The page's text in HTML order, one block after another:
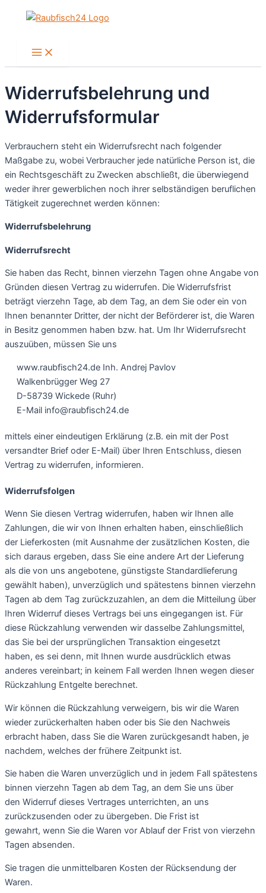
Main
Menu
Widerrufsbelehrung und
Widerrufsformular
Verbrauchern steht ein Widerrufsrecht nach folgender
Maßgabe zu, wobei Verbraucher jede natürliche Person ist, die
ein Rechtsgeschäft zu Zwecken abschließt, die überwiegend
weder ihrer gewerblichen noch ihrer selbständigen beruflichen
Tätigkeit zugerechnet werden können:
Widerrufsbelehrung
Widerrufsrecht
Sie haben das Recht, binnen vierzehn Tagen ohne Angabe von
Gründen diesen Vertrag zu widerrufen. Die Widerrufsfrist
beträgt vierzehn Tage, ab dem Tag, an dem Sie oder ein von
Ihnen benannter Dritter, der nicht der Beförderer ist, die Waren
in Besitz genommen haben bzw. hat. Um Ihr Widerrufsrecht
auszuüben, müssen Sie uns
www.raubfisch24.de Inh. Andrej Pavlov
Walkenbrügger Weg 27
D-58739 Wickede (Ruhr)
E-Mail info@raubfisch24.de
mittels einer eindeutigen Erklärung (z.B. ein mit der Post
versandter Brief oder E-Mail) über Ihren Entschluss, diesen
Vertrag zu widerrufen, informieren.
Widerrufsfolgen
Wenn Sie diesen Vertrag widerrufen, haben wir Ihnen alle
Zahlungen, die wir von Ihnen erhalten haben, einschließlich
der Lieferkosten (mit Ausnahme der zusätzlichen Kosten, die
sich daraus ergeben, dass Sie eine andere Art der Lieferung
als die von uns angebotene, günstigste Standardlieferung
gewählt haben), unverzüglich und spätestens binnen vierzehn
Tagen ab dem Tag zurückzuzahlen, an dem die Mitteilung über
Ihren Widerruf dieses Vertrags bei uns eingegangen ist. Für
diese Rückzahlung verwenden wir dasselbe Zahlungsmittel,
das Sie bei der ursprünglichen Transaktion eingesetzt
haben, es sei denn, mit Ihnen wurde ausdrücklich etwas
anderes vereinbart; in keinem Fall werden Ihnen wegen dieser
Rückzahlung Entgelte berechnet.
Wir können die Rückzahlung verweigern, bis wir die Waren
wieder zurückerhalten haben oder bis Sie den Nachweis
erbracht haben, dass Sie die Waren zurückgesandt haben, je
nachdem, welches der frühere Zeitpunkt ist.
Sie haben die Waren unverzüglich und in jedem Fall spätestens
binnen vierzehn Tagen ab dem Tag, an dem Sie uns über
den Widerruf dieses Vertrages unterrichten, an uns
zurückzusenden oder zu übergeben. Die Frist ist
gewahrt, wenn Sie die Waren vor Ablauf der Frist von vierzehn
Tagen absenden.
Sie tragen die unmittelbaren Kosten der Rücksendung der
Waren.